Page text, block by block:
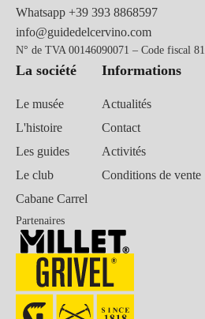
Whatsapp +39 393 8868597
info@guidedelcervino.com
N° de TVA 00146090071 – Code fiscal
La société
Le musée
L'histoire
Les guides
Le club
Cabane Carrel
Informations
Actualités
Contact
Activités
Conditions de vente
Partenaires